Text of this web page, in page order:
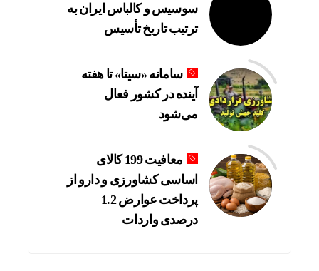
سوسیس و کالباس ایران به
ترتیب تاریخ تأسیس
سامانه «سیتا» تا هفته
آینده در کشور فعال
می‌شود
معافیت 199 کالای
اساسی کشاورزی و دارو از
پرداخت عوارض 1.2
درصدی واردات